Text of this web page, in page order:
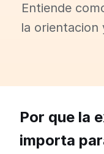
Entiende
la orientacion
Por que la
importa